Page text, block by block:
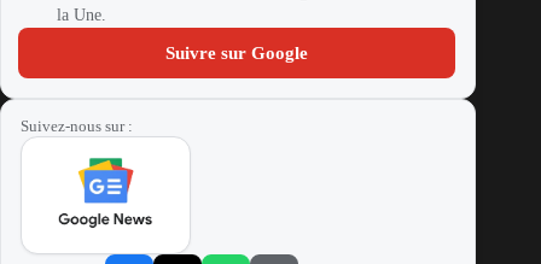
la Une.
Suivre sur Google
Suivez-nous sur :